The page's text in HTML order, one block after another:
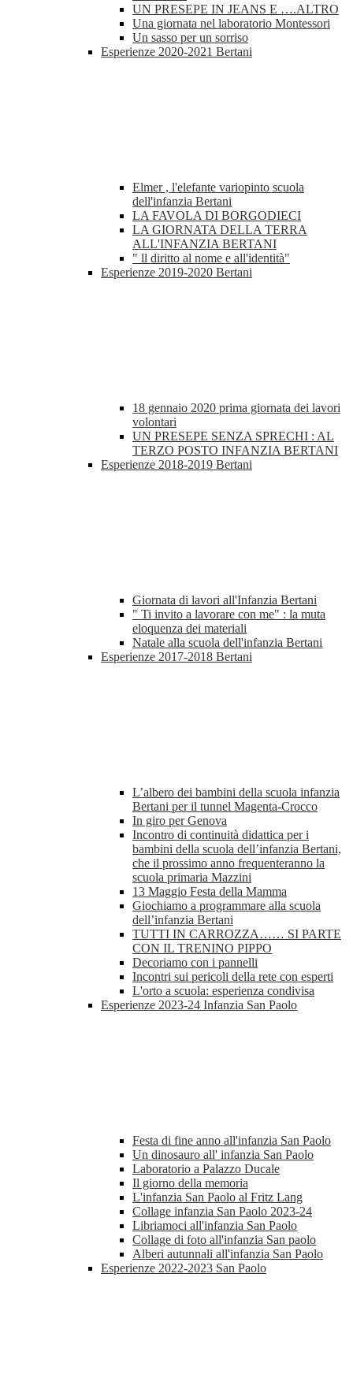
UN PRESEPE IN JEANS E ….ALTRO
Una giornata nel laboratorio Montessori
Un sasso per un sorriso
Esperienze 2020-2021 Bertani
Elmer , l'elefante variopinto scuola
dell'infanzia Bertani
LA FAVOLA DI BORGODIECI
LA GIORNATA DELLA TERRA
ALL'INFANZIA BERTANI
" ll diritto al nome e all'identità"
Esperienze 2019-2020 Bertani
18 gennaio 2020 prima giornata dei lavori
volontari
UN PRESEPE SENZA SPRECHI : AL
TERZO POSTO INFANZIA BERTANI
Esperienze 2018-2019 Bertani
Giornata di lavori all'Infanzia Bertani
" Ti invito a lavorare con me" : la muta
eloquenza dei materiali
Natale alla scuola dell'infanzia Bertani
Esperienze 2017-2018 Bertani
L’albero dei bambini della scuola infanzia
Bertani per il tunnel Magenta-Crocco
In giro per Genova
Incontro di continuità didattica per i
bambini della scuola dell’infanzia Bertani,
che il prossimo anno frequenteranno la
scuola primaria Mazzini
13 Maggio Festa della Mamma
Giochiamo a programmare alla scuola
dell’infanzia Bertani
TUTTI IN CARROZZA…… SI PARTE
CON IL TRENINO PIPPO
Decoriamo con i pannelli
Incontri sui pericoli della rete con esperti
L'orto a scuola: esperienza condivisa
Esperienze 2023-24 Infanzia San Paolo
Festa di fine anno all'infanzia San Paolo
Un dinosauro all' infanzia San Paolo
Laboratorio a Palazzo Ducale
Il giorno della memoria
L'infanzia San Paolo al Fritz Lang
Collage infanzia San Paolo 2023-24
Libriamoci all'infanzia San Paolo
Collage di foto all'infanzia San paolo
Alberi autunnali all'infanzia San Paolo
Esperienze 2022-2023 San Paolo